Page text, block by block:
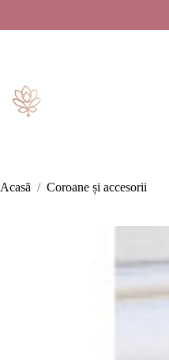
Acasă / Coroane și accesorii